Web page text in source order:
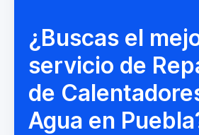
¿Buscas el
servicio de
de
Agua en